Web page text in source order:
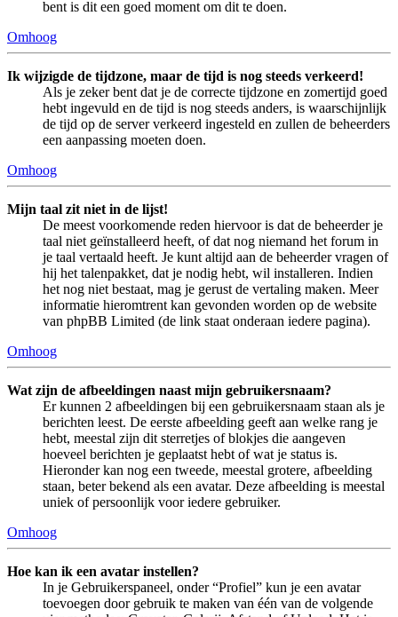
bent is dit een goed moment om dit te doen.
Omhoog
Ik wijzigde de tijdzone, maar de tijd is nog steeds verkeerd!
Als je zeker bent dat je de correcte tijdzone en zomertijd goed
hebt ingevuld en de tijd is nog steeds anders, is waarschijnlijk
de tijd op de server verkeerd ingesteld en zullen de beheerders
een aanpassing moeten doen.
Omhoog
Mijn taal zit niet in de lijst!
De meest voorkomende reden hiervoor is dat de beheerder je
taal niet geïnstalleerd heeft, of dat nog niemand het forum in
je taal vertaald heeft. Je kunt altijd aan de beheerder vragen of
hij het talenpakket, dat je nodig hebt, wil installeren. Indien
het nog niet bestaat, mag je gerust de vertaling maken. Meer
informatie hieromtrent kan gevonden worden op de website
van phpBB Limited (de link staat onderaan iedere pagina).
Omhoog
Wat zijn de afbeeldingen naast mijn gebruikersnaam?
Er kunnen 2 afbeeldingen bij een gebruikersnaam staan als je
berichten leest. De eerste afbeelding geeft aan welke rang je
hebt, meestal zijn dit sterretjes of blokjes die aangeven
hoeveel berichten je geplaatst hebt of wat je status is.
Hieronder kan nog een tweede, meestal grotere, afbeelding
staan, beter bekend als een avatar. Deze afbeelding is meestal
uniek of persoonlijk voor iedere gebruiker.
Omhoog
Hoe kan ik een avatar instellen?
In je Gebruikerspaneel, onder “Profiel” kun je een avatar
toevoegen door gebruik te maken van één van de volgende